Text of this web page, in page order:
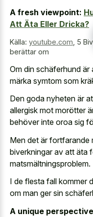
A fresh viewpoint:
Att Äta Eller Dricka?
Källa: youtube.com 5
berättar om
Om din schäferhund
märka symtom som
Den goda nyheten är
allergisk mot morötter
behöver inte oroa sig
Men det är fortfarande
biverkningar av att äta
matsmältningsproblem.
I de flesta fall kommer
om man ger sin
A unique